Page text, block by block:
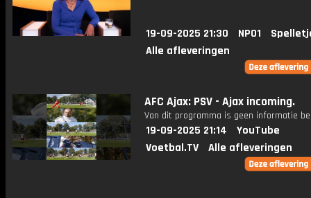
19-09-2025 21:30 NPO1
Alle afleveringen
AFC Ajax: PSV - Ajax incoming.
Van dit programma is geen informatie
19-09-2025 21:14
YouTube
Voetbal.TV
Alle afleveringen